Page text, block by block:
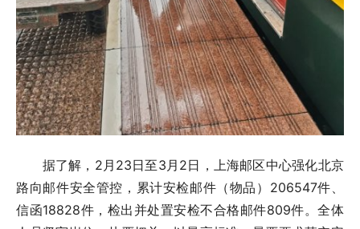
据了解，2月23日至3月2日，上海邮区中心强化北京
路向邮件安全管控，累计安检邮件（物品）206547件、
信函18828件，检出并处置安检不合格邮件809件。全体